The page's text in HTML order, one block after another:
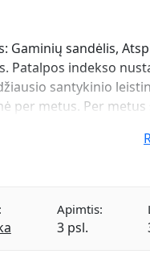
Gaminių sandėlis,
Patalpos indekso
santykinio
per metus. Per
Apimtis:
3 psl.